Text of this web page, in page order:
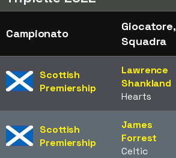
Campionato
Giocatore,
Squadra
Scottish
Premiership
Lawrence
Shankland
Hearts
Scottish
Premiership
James
Forrest
Celtic